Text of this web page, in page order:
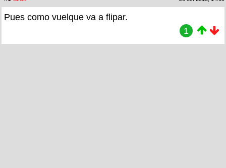
Pues como vuelque va a flipar.
1